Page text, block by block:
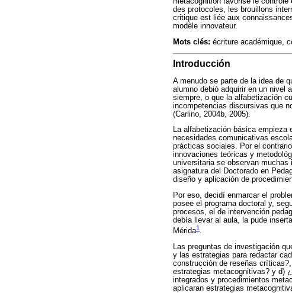
des protocoles, les brouillons
critique est liée aux
modèle innovateur.
Mots clés: écriture académique,
Introducción
A menudo se parte de la idea de
alumno debió adquirir en un nivel
siempre, o que la alfabetización
incompetencias discursivas que
(Carlino, 2004b, 2005).
La alfabetización básica empieza
necesidades comunicativas
prácticas sociales. Por el
innovaciones teóricas y
universitaria se observan muchas
asignatura del Doctorado en
diseño y aplicación de
Por eso, decidí enmarcar el
posee el programa doctoral y,
procesos, el de intervención
debía llevar al aula, la pude
Mérida1 .
Las preguntas de investigación
y las estrategias para redactar
construcción de reseñas
estrategias metacognitivas? y d)
integrados y procedimientos
aplicaran estrategias